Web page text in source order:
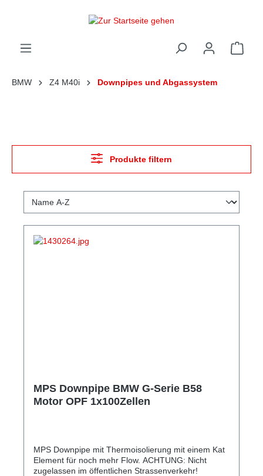
BMW Z4 M40i Downpipes und Abgassystem
Produkte filtern
MPS Downpipe BMW G-Serie B58
Motor OPF 1x100Zellen
MPS Downpipe mit Thermoisolierung mit einem Kat
Element für noch mehr Flow. ACHTUNG: Nicht
zugelassen im öffentlichen Strassenverkehr!